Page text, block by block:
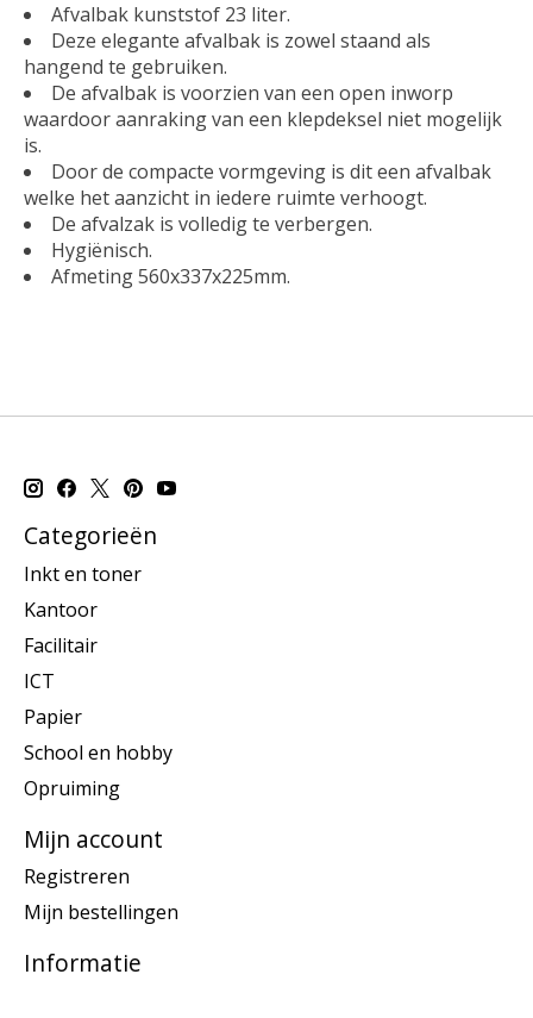
Afvalbak kunststof 23 liter.
Deze elegante afvalbak is zowel staand als
hangend te gebruiken.
De afvalbak is voorzien van een open inworp
waardoor aanraking van een klepdeksel niet mogelijk
is.
Door de compacte vormgeving is dit een afvalbak
welke het aanzicht in iedere ruimte verhoogt.
De afvalzak is volledig te verbergen.
Hygiënisch.
Afmeting 560x337x225mm.
Categorieën
Inkt en toner
Kantoor
Facilitair
ICT
Papier
School en hobby
Opruiming
Mijn account
Registreren
Mijn bestellingen
Informatie